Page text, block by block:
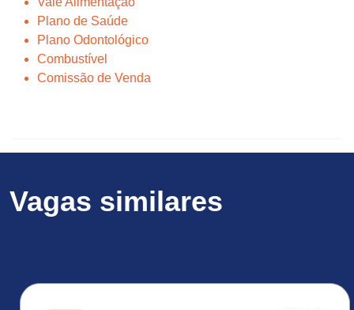
Plano de Saúde
Plano Odontológico
Combustível
Comissão de Venda
Vagas similares